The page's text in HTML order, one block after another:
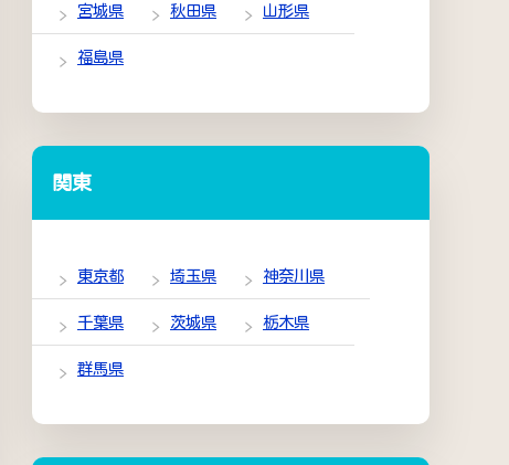
宮城県 秋田県 山形県
福島県
関東
東京都 埼玉県 神奈川県
千葉県 茨城県 栃木県
群馬県